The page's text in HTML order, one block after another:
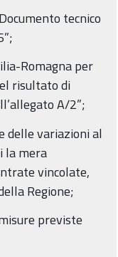
tecnico
Romagna per
risultato di
A/2”;
delle variazioni al
la mera
vincolate,
Regione;
previste